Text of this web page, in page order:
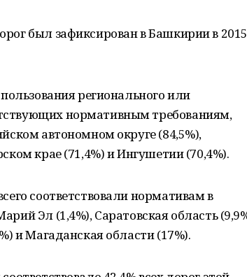
был зафиксирован в Башкирии в 2015
регионального или
нормативным требованиям,
автономном округе (84,5%),
крае (71,4%) и Ингушетии (70,4%).
соответствовали нормативам в
Эл (1,4%), Саратовская область
и Магаданская области (17%).